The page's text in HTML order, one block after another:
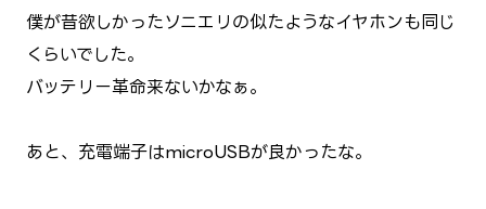
僕が昔欲しかったソニエリの似たようなイヤホンも同じ
くらいでした。
バッテリー革命来ないかなぁ。
あと、充電端子はmicroUSBが良かったな。